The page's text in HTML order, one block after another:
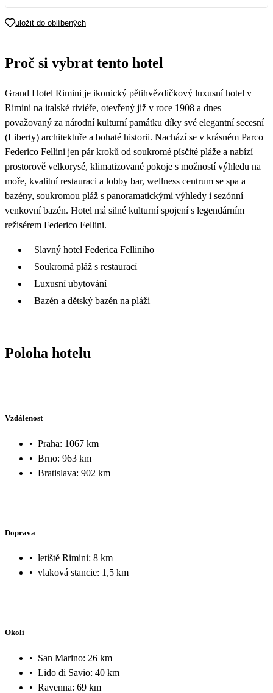
17
8 449
18
8 449
11 239 11 069
6 859
uložit do oblíbených
Proč si vybrat tento hotel
Grand Hotel Rimini je ikonický pětihvězdičkový luxusní hotel v
Rimini na italské riviéře, otevřený již v roce 1908 a dnes
považovaný za národní kulturní památku díky své elegantní secesní
(Liberty) architektuře a bohaté historii. Nachází se v krásném Parco
Federico Fellini jen pár kroků od soukromé písčité pláže a nabízí
prostorově velkorysé, klimatizované pokoje s možností výhledu na
moře, kvalitní restauraci a lobby bar, wellness centrum se spa a
bazény, soukromou pláž s panoramatickými výhledy i sezónní
venkovní bazén. Hotel má silné kulturní spojení s legendárním
režisérem Federico Fellini.
Slavný hotel Federica Felliniho
Soukromá pláž s restaurací
Luxusní ubytování
Bazén a dětský bazén na pláži
Poloha hotelu
Vzdálenost
• Praha: 1067 km
• Brno: 963 km
• Bratislava: 902 km
Doprava
• letiště Rimini: 8 km
• vlaková stancie: 1,5 km
Okolí
• San Marino: 26 km
• Lido di Savio: 40 km
• Ravenna: 69 km